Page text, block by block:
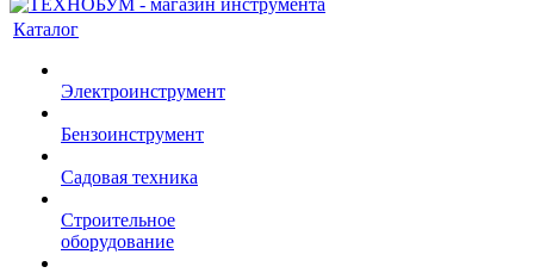
Каталог
Электроинструмент
Бензоинструмент
Садовая техника
Строительное
оборудование